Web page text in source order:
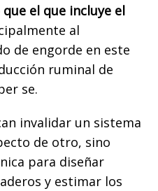
el que incluye el
al
de engorde en este
ruminal de
se.
invalidar un sistema
de otro, sino
para diseñar
y estimar los